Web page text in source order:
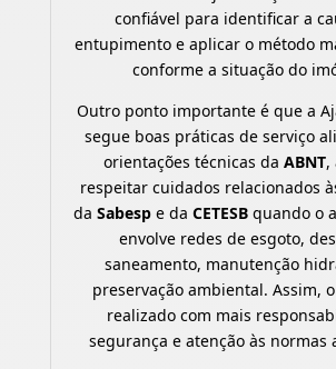
confiável para identificar a
entupimento e aplicar o método
conforme a situação do
Outro ponto importante é que a
segue boas práticas de serviço
orientações técnicas da ABNT,
respeitar cuidados relacionados
daSabesp e daCETESB quando o
envolve redes de esgoto,
saneamento, manutenção
preservação ambiental. Assim,
realizado com mais
segurança e atenção às normas